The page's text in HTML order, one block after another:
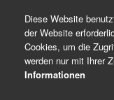
Diese Website
der Website
Cookies, um die
werden nur mit Ihrer
Informationen